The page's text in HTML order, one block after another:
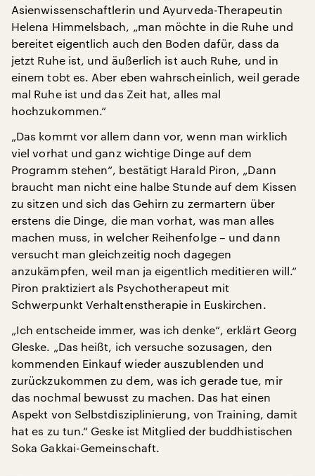
Asienwissenschaftlerin und Ayurveda-Therapeutin
Helena Himmelsbach, „man möchte in die Ruhe und
bereitet eigentlich auch den Boden dafür, dass da
jetzt Ruhe ist, und äußerlich ist auch Ruhe, und in
einem tobt es. Aber eben wahrscheinlich, weil gerade
mal Ruhe ist und das Zeit hat, alles mal
hochzukommen.“
„Das kommt vor allem dann vor, wenn man wirklich
viel vorhat und ganz wichtige Dinge auf dem
Programm stehen“, bestätigt Harald Piron, „Dann
braucht man nicht eine halbe Stunde auf dem Kissen
zu sitzen und sich das Gehirn zu zermartern über
erstens die Dinge, die man vorhat, was man alles
machen muss, in welcher Reihenfolge – und dann
versucht man gleichzeitig noch dagegen
anzukämpfen, weil man ja eigentlich meditieren will.“
Piron praktiziert als Psychotherapeut mit
Schwerpunkt Verhaltenstherapie in Euskirchen.
„Ich entscheide immer, was ich denke“, erklärt Georg
Gleske. „Das heißt, ich versuche sozusagen, den
kommenden Einkauf wieder auszublenden und
zurückzukommen zu dem, was ich gerade tue, mir
das nochmal bewusst zu machen. Das hat einen
Aspekt von Selbstdisziplinierung, von Training, damit
hat es zu tun.“ Geske ist Mitglied der buddhistischen
Soka Gakkai-Gemeinschaft.